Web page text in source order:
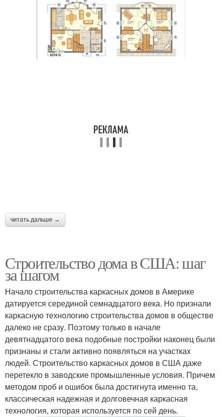
читать дальше →
Строительство дома в США: шаг
за шагом
Начало строительства каркасных домов в Америке
датируется серединой семнадцатого века. Но признали
каркасную технологию строительства домов в обществе
далеко не сразу. Поэтому только в начале
девятнадцатого века подобные постройки наконец были
признаны и стали активно появляться на участках
людей. Строительство каркасных домов в США даже
перетекло в заводские промышленные условия. Причем
методом проб и ошибок была достигнута именно та,
классическая надежная и долговечная каркасная
технология, которая используется по сей день.